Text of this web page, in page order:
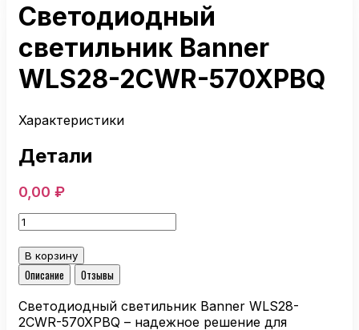
Светодиодный
светильник Banner
WLS28-2CWR-570XPBQ
Характеристики
Детали
0,00 ₽
Количество
товара
Светодиодный
светильник
Banner
WLS28-
2CWR-
В корзину
Описание
Отзывы
Светодиодный светильник Banner WLS28-
2CWR-570XPBQ – надежное решение для